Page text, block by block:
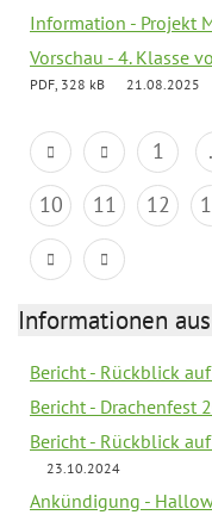
Information - Projekt
Vorschau - 4. Klasse
PDF, 328 kB 21.08.2025
1
10
11 12
Informationen
Bericht - Rückblick
Bericht - Drachenfest
Bericht - Rückblick
23.10.2024
Ankündigung -